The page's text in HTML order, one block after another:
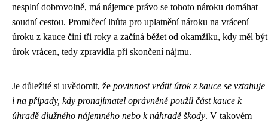
nesplní dobrovolně, má nájemce právo se tohoto nároku domáhat
soudní cestou. Promlčecí lhůta pro uplatnění nároku na vrácení
úroku z kauce činí tři roky a začíná běžet od okamžiku, kdy měl být
úrok vrácen, tedy zpravidla při skončení nájmu.
Je důležité si uvědomit, že povinnost vrátit úrok z kauce se vztahuje
i na případy, kdy pronajímatel oprávněně použil část kauce k
úhradě dlužného nájemného nebo k náhradě škody. V takovém